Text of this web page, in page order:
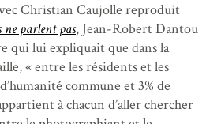
Christian Caujolle reproduit
ne parlent pas, Jean-Robert Dantou
qui lui expliquait que dans la
« entre les résidents et les
commune et 3% de
à chacun d’aller chercher